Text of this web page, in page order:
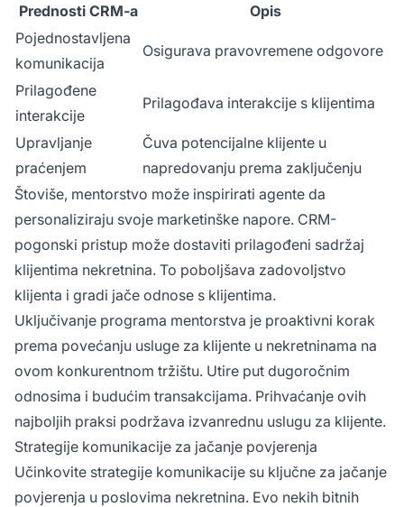
Prednosti CRM-a
Opis
Pojednostavljena
komunikacija
Osigurava pravovremene odgovore
Prilagođene
interakcije
Prilagođava interakcije s klijentima
Upravljanje
praćenjem
Čuva potencijalne klijente u
napredovanju prema zaključenju
Štoviše, mentorstvo može inspirirati agente da
personaliziraju svoje marketinške napore. CRM-
pogonski pristup može dostaviti prilagođeni sadržaj
klijentima nekretnina. To poboljšava zadovoljstvo
klijenta i gradi jače odnose s klijentima.
Uključivanje programa mentorstva je proaktivni korak
prema povećanju usluge za klijente u nekretninama na
ovom konkurentnom tržištu. Utire put dugoročnim
odnosima i budućim transakcijama. Prihvaćanje ovih
najboljih praksi podržava izvanrednu uslugu za klijente.
Strategije komunikacije za jačanje povjerenja
Učinkovite strategije komunikacije su ključne za jačanje
povjerenja u poslovima nekretnina. Evo nekih bitnih